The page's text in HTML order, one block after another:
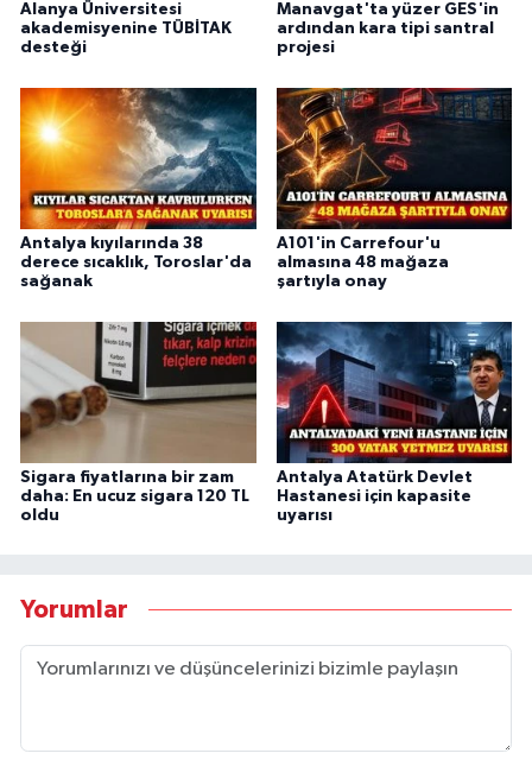
Alanya Üniversitesi
akademisyenine TÜBİTAK
desteği
Manavgat'ta yüzer GES'in
ardından kara tipi santral
projesi
Antalya kıyılarında 38
derece sıcaklık, Toroslar'da
sağanak
A101'in Carrefour'u
almasına 48 mağaza
şartıyla onay
Sigara fiyatlarına bir zam
daha: En ucuz sigara 120 TL
oldu
Antalya Atatürk Devlet
Hastanesi için kapasite
uyarısı
Yorumlar